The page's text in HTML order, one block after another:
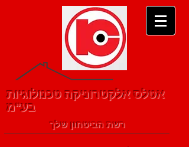
אטלס אלקטרוניקה טכנולוגיות
בע"מ
רשת הביטחון שלך